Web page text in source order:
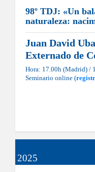
98º TDJ: «Un
naturaleza:
Juan David
Externado de
Hora: 17.00h (Madrid) /
Seminario online (
2025